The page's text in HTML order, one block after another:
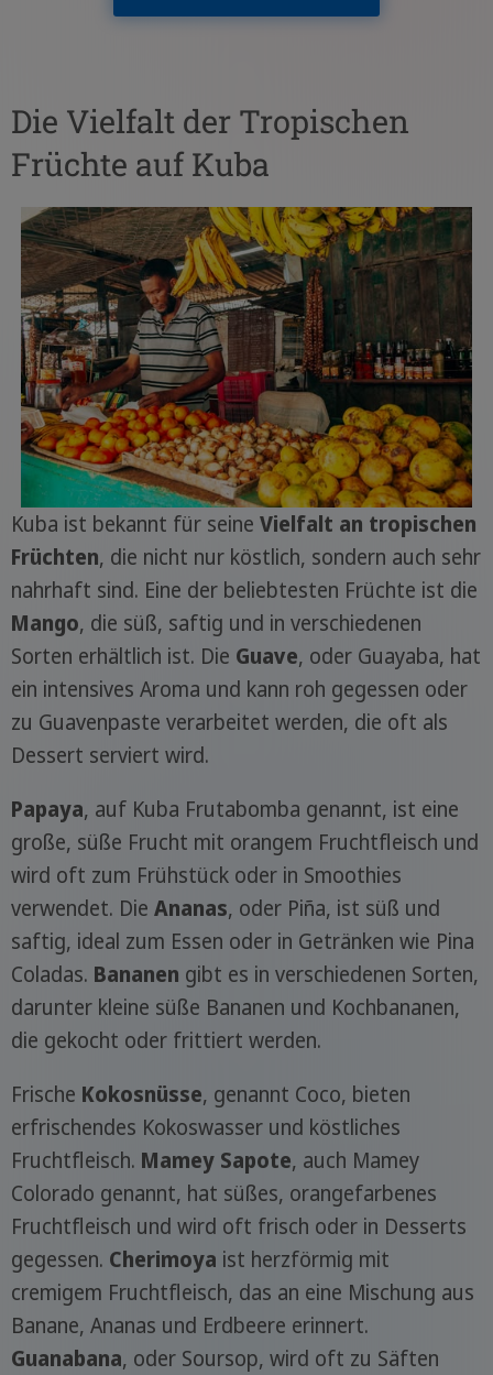
Die Vielfalt der Tropischen
Früchte auf Kuba
Kuba ist bekannt für seine Vielfalt an tropischen
Früchten, die nicht nur köstlich, sondern auch sehr
nahrhaft sind. Eine der beliebtesten Früchte ist die
Mango, die süß, saftig und in verschiedenen
Sorten erhältlich ist. Die Guave, oder Guayaba, hat
ein intensives Aroma und kann roh gegessen oder
zu Guavenpaste verarbeitet werden, die oft als
Dessert serviert wird.
Papaya, auf Kuba Frutabomba genannt, ist eine
große, süße Frucht mit orangem Fruchtfleisch und
wird oft zum Frühstück oder in Smoothies
verwendet. Die Ananas, oder Piña, ist süß und
saftig, ideal zum Essen oder in Getränken wie Pina
Coladas. Bananen gibt es in verschiedenen Sorten,
darunter kleine süße Bananen und Kochbananen,
die gekocht oder frittiert werden.
Frische Kokosnüsse, genannt Coco, bieten
erfrischendes Kokoswasser und köstliches
Fruchtfleisch. Mamey Sapote, auch Mamey
Colorado genannt, hat süßes, orangefarbenes
Fruchtfleisch und wird oft frisch oder in Desserts
gegessen. Cherimoya ist herzförmig mit
cremigem Fruchtfleisch, das an eine Mischung aus
Banane, Ananas und Erdbeere erinnert.
Guanabana, oder Soursop, wird oft zu Säften